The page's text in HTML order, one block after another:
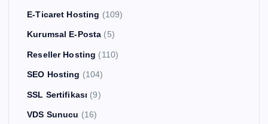
E-Ticaret Hosting (109)
Kurumsal E-Posta (5)
Reseller Hosting (110)
SEO Hosting (104)
SSL Sertifikası (9)
VDS Sunucu (16)